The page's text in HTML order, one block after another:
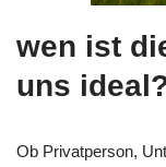
wen ist
uns
Ob Privatperson,